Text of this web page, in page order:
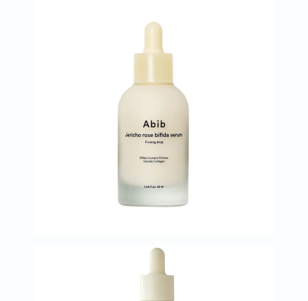
والمفاصل
المخ
صحة
دعم
مرضى
السكري
دعم
دعم
الكبد